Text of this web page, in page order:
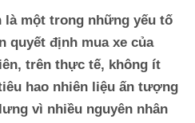
là một trong những yếu tố
quyết định mua xe của
trên thực tế, không ít
hao nhiên liệu ấn tượng
vì nhiều nguyên nhân